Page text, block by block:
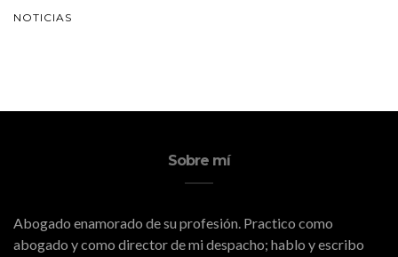
NOTICIAS
Sobre mí
Abogado enamorado de su profesión. Practico como
abogado y como director de mi despacho; hablo y escribo